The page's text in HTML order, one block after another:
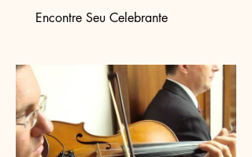
Encontre Seu Celebrante